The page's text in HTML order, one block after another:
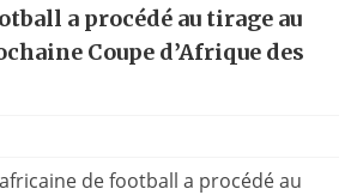
a procédé au tirage au
Coupe d’Afrique des
de football a procédé au